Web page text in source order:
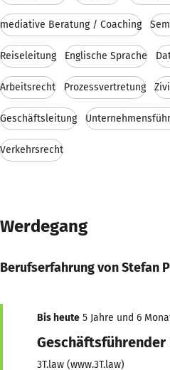
mediative Beratung / Coaching
Reiseleitung Englische Sprache
Arbeitsrecht Prozessvertretung
Geschäftsleitung
Verkehrsrecht
Werdegang
Berufserfahrung von Stefan
Bis heute 5 Jahre und 6
3T.law (www.3T.law)